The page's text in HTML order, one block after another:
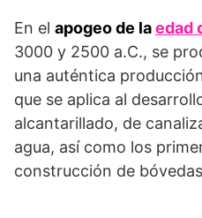
En el apogeo de laedad
3000 y 2500 a.C., se
una auténtica
que se aplica al
alcantarillado, de
agua, así como los
construcción de